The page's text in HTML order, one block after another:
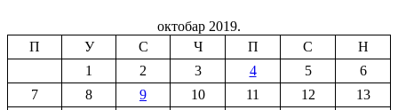
октобар 2019.
П
У С Ч П С
Н
1
2 3 4 5
6
7
8 9 10 11 12
13